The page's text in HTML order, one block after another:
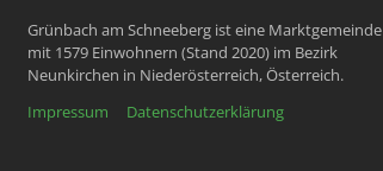
Grünbach am Schneeberg ist eine Marktgemeinde
mit 1579 Einwohnern (Stand 2020) im Bezirk
Neunkirchen in Niederösterreich, Österreich.
Impressum
Datenschutzerklärung